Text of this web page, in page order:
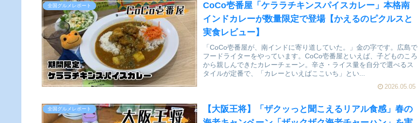
全国グルメレポート
CoCo壱番屋「ケララチキンスパイスカレー」本格南
インドカレーが数量限定で登場【かえるのピクルスと
実食レビュー】
「CoCo壱番屋が、南インドに寄り道していた。」金の字です。広島で
フードライターをやっています。CoCo壱番屋といえば、子どものころ
から親しんできたカレーチェーン。辛さ・ライス量を自分で選べるス
タイルが定番で、「カレーといえばここいち」とい...
2026.05.05
全国グルメレポート
【大阪王将】「ザクッっと聞こえるリアル食感」春の